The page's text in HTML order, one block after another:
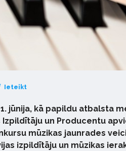
Ieteikt
1. jūnija, kā papildu atbalsta
Izpildītāju un Producentu
mūzikas jaunrades
izpildītāju un mūzikas